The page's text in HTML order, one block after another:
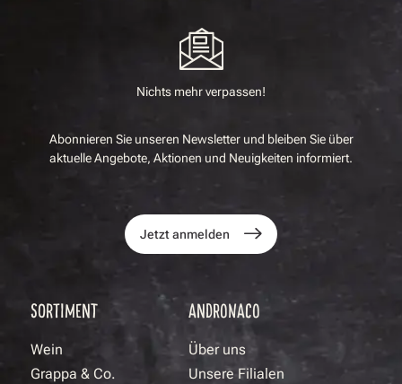
Nichts mehr verpassen!
Abonnieren Sie unseren Newsletter und bleiben Sie über
aktuelle Angebote, Aktionen und Neuigkeiten informiert.
Jetzt anmelden
SORTIMENT
Wein
Grappa & Co.
ANDRONACO
Über uns
Unsere Filialen